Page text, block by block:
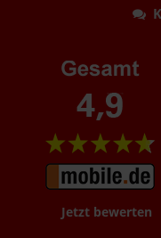
Jetzt bewerten